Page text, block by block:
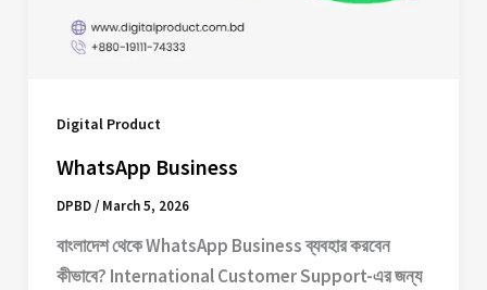
Digital Product
WhatsApp Business
DPBD/ March 5, 2026
বাংলাদেশ থেকে WhatsApp Business ব্যবহার করবেন
কীভাবে? International Customer Support-এর জন্য